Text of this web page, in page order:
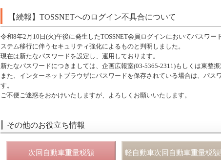
【続報】TOSSNETへのログイン不具合について
令和8年2月10日(火)午後に発生したTOSSNET会員ログインにおいてパスワ
ステム移行に伴うセキュリティ強化によるものと判明しました。
現在は新たなパスワードを設定し、運用しております。
新たなパスワードにつきましては、企画広報室(03-5365-2311)もしくは東整
また、インターネットブラウザにパスワードを保存されている場合は、パス
す。
ご不便ご迷惑をおかけいたしますが、よろしくお願いいたします。
その他のお役立ち情報
次回自動車重量税額
軽自動車次回自動車重量税額